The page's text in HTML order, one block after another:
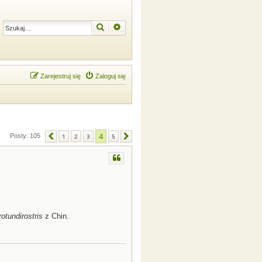
Szukaj
Zaloguj się
Zarejestruj się
Posty: 105 Poprzednia
1 2 3 4 5
z Chin.